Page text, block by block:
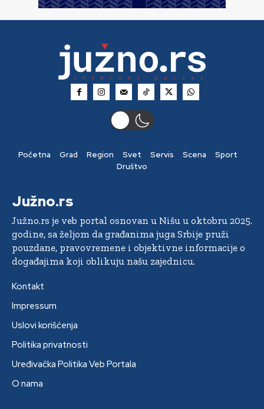
Početna Grad Region Svet Servis Scena
Sport
Društvo
Južno.rs
Južno.rs je veb portal osnovan u Nišu u oktobru 2025.
godine, sa željom da građanima juga Srbije pruži
pouzdane, pravovremene i objektivne informacije o
događajima koji oblikuju našu zajednicu.
Kontakt
Impressum
Uslovi korišćenja
Politika privatnosti
Uređivačka Politika Veb Portala
O nama